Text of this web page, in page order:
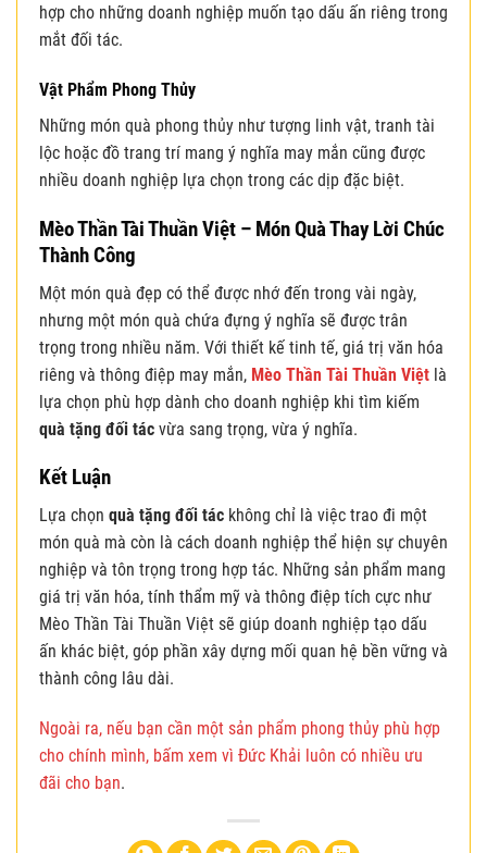
hợp cho những doanh nghiệp muốn tạo dấu ấn riêng trong
mắt đối tác.
Vật Phẩm Phong Thủy
Những món quà phong thủy như tượng linh vật, tranh tài
lộc hoặc đồ trang trí mang ý nghĩa may mắn cũng được
nhiều doanh nghiệp lựa chọn trong các dịp đặc biệt.
Mèo Thần Tài Thuần Việt – Món Quà Thay Lời Chúc
Thành Công
Một món quà đẹp có thể được nhớ đến trong vài ngày,
nhưng một món quà chứa đựng ý nghĩa sẽ được trân
trọng trong nhiều năm. Với thiết kế tinh tế, giá trị văn hóa
riêng và thông điệp may mắn, Mèo Thần Tài Thuần Việt là
lựa chọn phù hợp dành cho doanh nghiệp khi tìm kiếm
quà tặng đối tác vừa sang trọng, vừa ý nghĩa.
Kết Luận
Lựa chọn quà tặng đối tác không chỉ là việc trao đi một
món quà mà còn là cách doanh nghiệp thể hiện sự chuyên
nghiệp và tôn trọng trong hợp tác. Những sản phẩm mang
giá trị văn hóa, tính thẩm mỹ và thông điệp tích cực như
Mèo Thần Tài Thuần Việt sẽ giúp doanh nghiệp tạo dấu
ấn khác biệt, góp phần xây dựng mối quan hệ bền vững và
thành công lâu dài.
Ngoài ra, nếu bạn cần một sản phẩm phong thủy phù hợp
cho chính mình, bấm xem vì Đức Khải luôn có nhiều ưu
đãi cho bạn.